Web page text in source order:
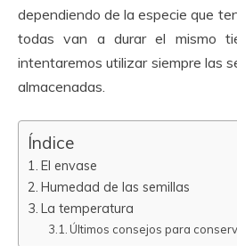
dependiendo de la especie que
todas van a durar el mismo
intentaremos utilizar siempre las
almacenadas.
Índice
El envase
Humedad de las semillas
La temperatura
Últimos consejos para